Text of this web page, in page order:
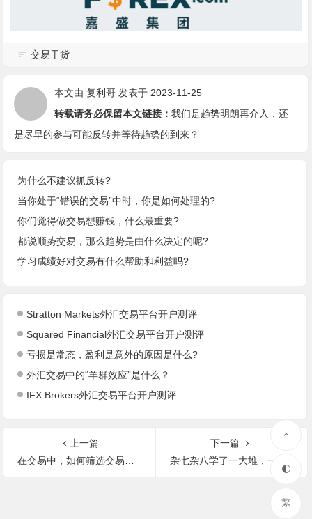
交易干货
本文由复利哥 发表于 2023-11-25
转载请务必保留本文链接：我们是趋势明朗再介入，还
是尽早的参与可能反转并等待趋势的到来？
为什么不建议抓反转?
当你处于“错误的交易”中时，你是如何处理的?
你们觉得做交易想赚钱，什么最重要?
都说顺势交易，那么趋势是由什么决定的呢?
学习成绩好对交易有什么帮助和利益吗?
Stratton Markets外汇交易平台开户测评
Squared Financial外汇交易平台开户测评
亏损是常态，盈利是意外的原因是什么?
外汇交易中的“羊群效应”是什么？
IFX Brokers外汇交易平台开户测评
上一篇
在交易中，如何筛选交易信号?
下一篇
杂七杂八学了一大堆，一交易就亏钱，不断否定自己，该怎么办
繁